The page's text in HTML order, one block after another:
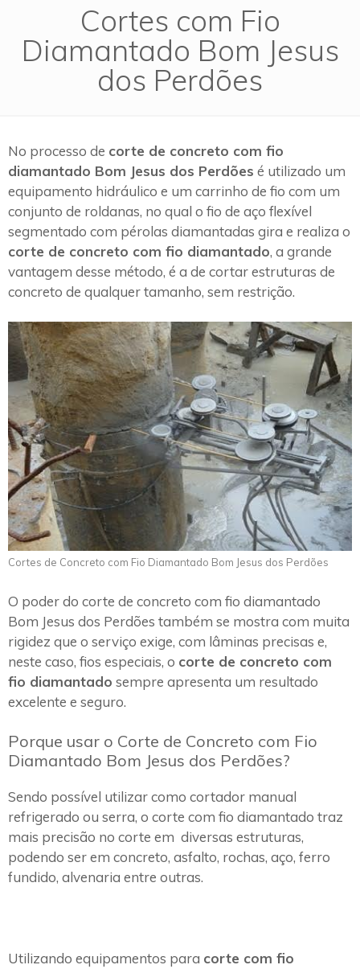
Cortes com Fio
Diamantado Bom Jesus
dos Perdões
No processo de corte de concreto com fio
diamantado Bom Jesus dos Perdões é utilizado um
equipamento hidráulico e um carrinho de fio com um
conjunto de roldanas, no qual o fio de aço flexível
segmentado com pérolas diamantadas gira e realiza o
corte de concreto com fio diamantado, a grande
vantagem desse método, é a de cortar estruturas de
concreto de qualquer tamanho, sem restrição.
Cortes de Concreto com Fio Diamantado Bom Jesus dos Perdões
O poder do corte de concreto com fio diamantado
Bom Jesus dos Perdões também se mostra com muita
rigidez que o serviço exige, com lâminas precisas e,
neste caso, fios especiais, o corte de concreto com
fio diamantado sempre apresenta um resultado
excelente e seguro.
Porque usar o Corte de Concreto com Fio
Diamantado Bom Jesus dos Perdões?
Sendo possível utilizar como cortador manual
refrigerado ou serra, o corte com fio diamantado traz
mais precisão no corte em diversas estruturas,
podendo ser em concreto, asfalto, rochas, aço, ferro
fundido, alvenaria entre outras.
Utilizando equipamentos para corte com fio